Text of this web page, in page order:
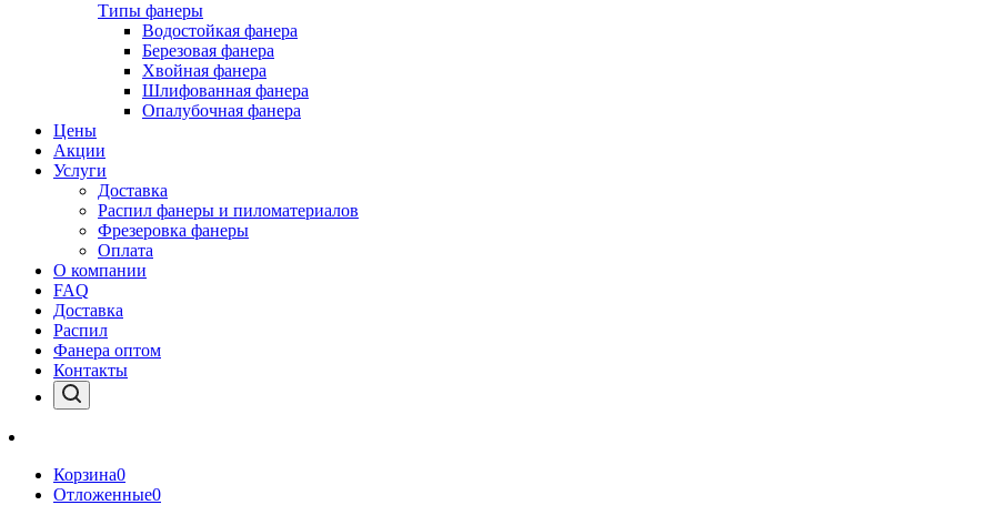
Типы фанеры
Водостойкая фанера
Березовая фанера
Хвойная фанера
Шлифованная фанера
Опалубочная фанера
Цены
Акции
Услуги
Доставка
Распил фанеры и пиломатериалов
Фрезеровка фанеры
Оплата
О компании
FAQ
Доставка
Распил
Фанера оптом
Контакты
Корзина0
Отложенные0